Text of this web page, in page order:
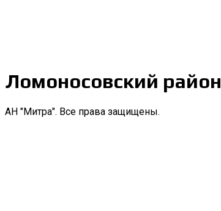
Ломоносовский район
АН "Митра". Все права защищены.